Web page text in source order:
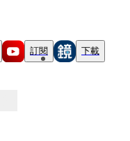
訂閱 下載